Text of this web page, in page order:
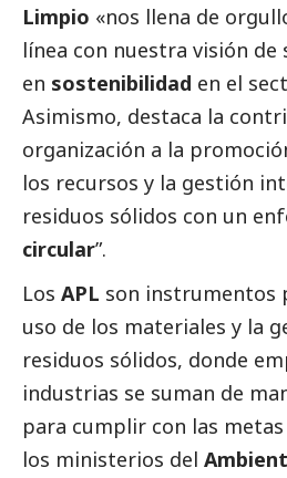
Limpio «nos llena de
línea con nuestra visión
en sostenibilidad en el
Asimismo, destaca la
organización a la
los recursos y la gestión
residuos sólidos con un
circular”.
Los APL son instrumentos
uso de los materiales y la
residuos sólidos, donde
industrias se suman de
para cumplir con las
los ministerios del